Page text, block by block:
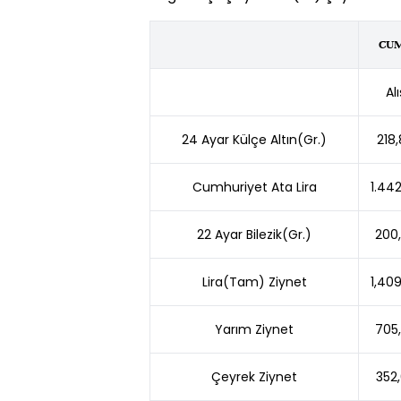
24 Ayar Külçe Altın(Gr.)
Cumhuriyet Ata Lira
22 Ayar Bilezik(Gr.)
Lira(Tam) Ziynet
Yarım Ziynet
Çeyrek Ziynet